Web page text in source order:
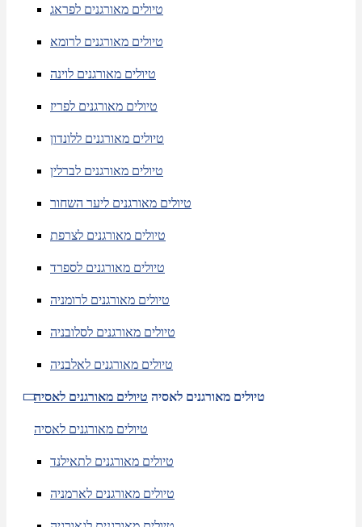
טיולים מאורגנים לפראג
טיולים מאורגנים לרומא
טיולים מאורגנים לוינה
טיולים מאורגנים לפריז
טיולים מאורגנים ללונדון
טיולים מאורגנים לברלין
טיולים מאורגנים ליער השחור
טיולים מאורגנים לצרפת
טיולים מאורגנים לספרד
טיולים מאורגנים לרומניה
טיולים מאורגנים לסלובניה
טיולים מאורגנים לאלבניה
טיולים מאורגנים לאסיה טיולים מאורגנים לאסיה
טיולים מאורגנים לאסיה
טיולים מאורגנים לתאילנד
טיולים מאורגנים לארמניה